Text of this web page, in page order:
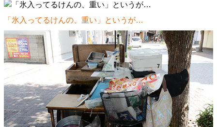
「氷入ってるけんの、重い」というが…